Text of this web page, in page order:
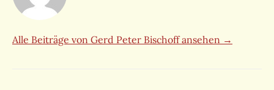
Alle Beiträge von Gerd Peter Bischoff ansehen →